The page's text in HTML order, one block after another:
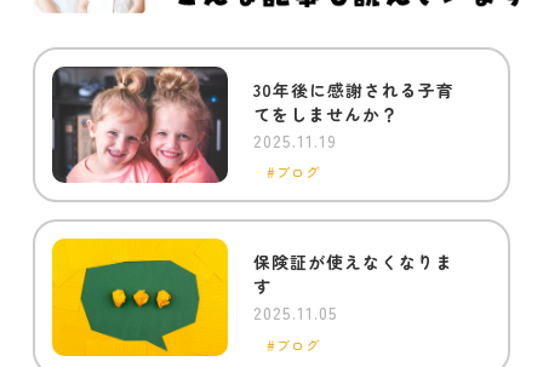
30年後に感謝される子育
てをしませんか？
2025.11.19
ブログ
保険証が使えなくなりま
す
2025.11.05
ブログ